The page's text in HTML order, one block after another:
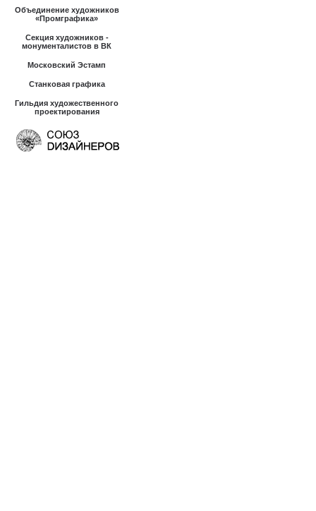
Объединение художников
«Промграфика»
Секция художников -
монументалистов в ВК
Московский Эстамп
Станковая графика
Гильдия художественного
проектирования